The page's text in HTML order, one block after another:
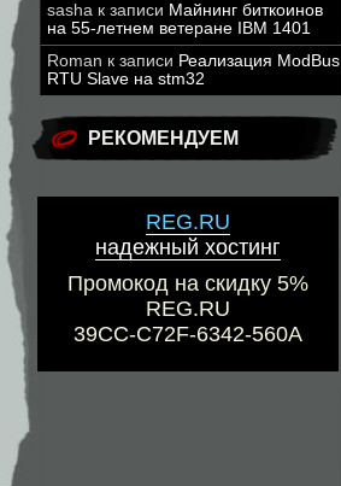
sasha к записи Майнинг биткоинов
на 55-летнем ветеране IBM 1401
Roman к записи Реализация ModBus
RTU Slave на stm32
РЕКОМЕНДУЕМ
REG.RU
надежный хостинг
Промокод на скидку 5%
REG.RU
39CC-C72F-6342-560A